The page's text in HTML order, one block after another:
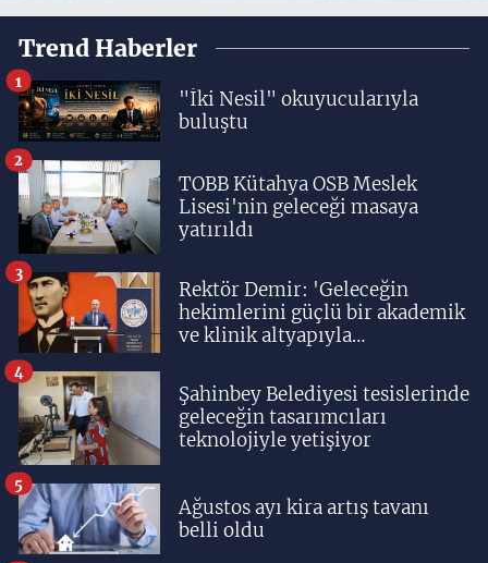
Trend Haberler
"İki Nesil" okuyucularıyla
buluştu
1
TOBB Kütahya OSB Meslek
Lisesi'nin geleceği masaya
yatırıldı
2
Rektör Demir: 'Geleceğin
hekimlerini güçlü bir akademik
ve klinik altyapıyla
3
Şahinbey Belediyesi tesislerinde
geleceğin tasarımcıları
teknolojiyle yetişiyor
4
Ağustos ayı kira artış tavanı
belli oldu
5